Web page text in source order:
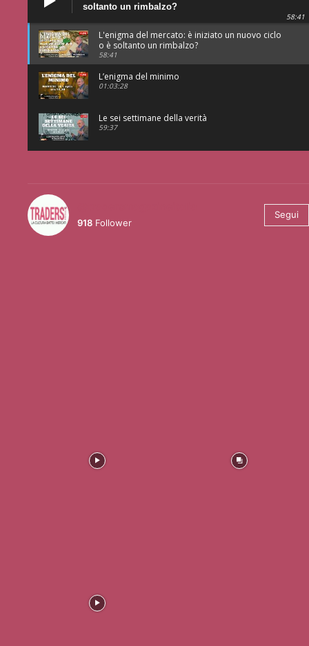
soltanto un rimbalzo?
58:41
L'enigma del mercato: è iniziato un nuovo ciclo
o è soltanto un rimbalzo?
58:41
L’enigma del minimo
01:03:28
Le sei settimane della verità
59:37
918 Follower
Segui